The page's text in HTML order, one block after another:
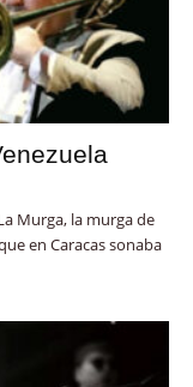
Murga, la murga de
en Caracas sonaba